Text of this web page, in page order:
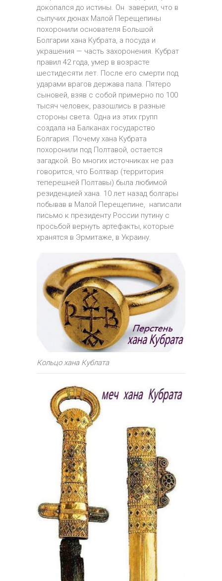
докопался до истины. Он заверил, что в
сыпучих дюнах Малой Перещепины
похоронили основателя Большой
Болгарии хана Кубрата, а посуда и
украшения — часть захоронения. Кубрат
правил 42 года, умер в возрасте
шестидесяти лет. После его смерти под
ударами врагов держава пала. Пятеро
сыновей, взяв с собой примерно по 100
тысяч человек, разошлись в разные
стороны света. Одна из этих групп
создала на Балканах государство
Болгария. Почему хана Кубрата
похоронили под Полтавой, остается
загадкой. Во многих источниках не раз
говорится, что Болтвар (территория
теперешней Полтавы) была любимой
резиденцией хана. 10 лет назад болгары
побывав в Малой Перещепине, написали
письмо к президенту России путину с
просьбой вернуть артефакты, которые
хранятся в Эрмитаже, в Украину.
Кольцо хана Кублата